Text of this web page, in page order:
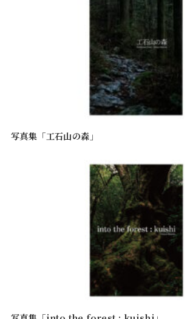
写真集「工石山の森」